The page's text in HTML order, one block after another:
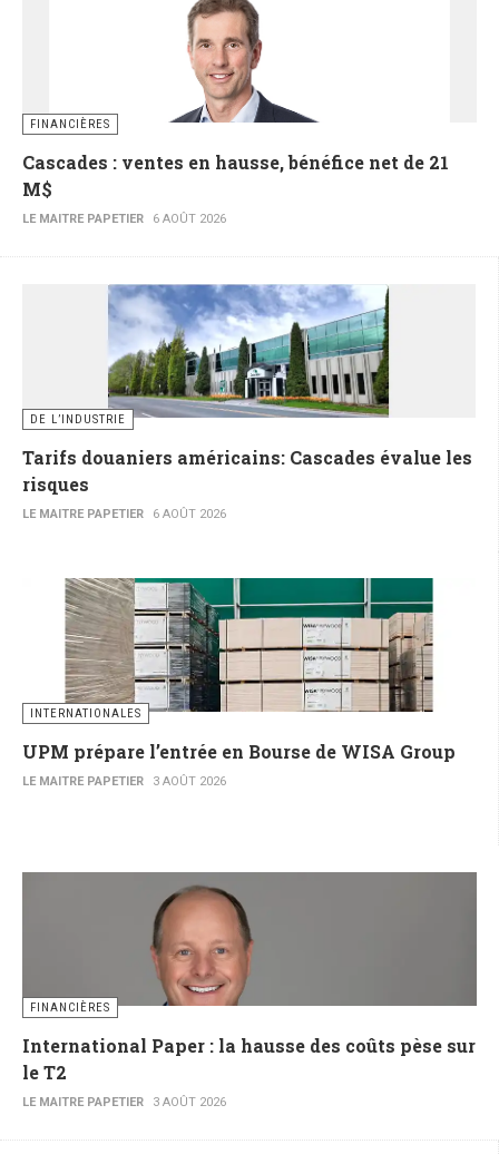
FINANCIÈRES
Cascades : ventes en hausse, bénéfice net de 21
M$
LE MAITRE PAPETIER 6 AOÛT 2026
DE L’INDUSTRIE
Tarifs douaniers américains: Cascades évalue les
risques
LE MAITRE PAPETIER 6 AOÛT 2026
INTERNATIONALES
UPM prépare l’entrée en Bourse de WISA Group
LE MAITRE PAPETIER 3 AOÛT 2026
FINANCIÈRES
International Paper : la hausse des coûts pèse sur
le T2
LE MAITRE PAPETIER 3 AOÛT 2026